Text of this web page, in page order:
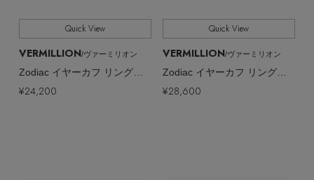
Quick View
VERMILLION/ヴァーミリオン
Zodiac イヤーカフ リング（片耳用）
¥24,200
Quick View
VERMILLION/ヴァーミリオン
Zodiac イヤーカフ リング（片耳用）
¥28,600